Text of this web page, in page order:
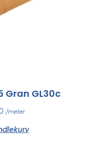
Gran GL30c
/meter